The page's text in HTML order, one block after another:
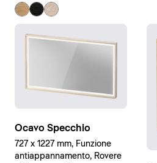
massello opaco, Legno
massello
Ocavo Specchio
727 x 1227 mm, Funzione
antiappannamento, Rovere